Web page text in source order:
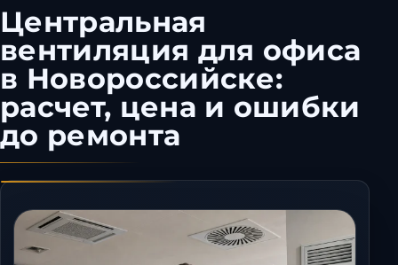
Дербент
Евпатория
Камышин
Каспийск
Майкоп
Центральная
вентиляция для офиса
в Новороссийске:
расчет, цена и ошибки
до ремонта